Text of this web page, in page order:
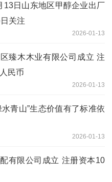
13日山东地区甲醇企业出厂
关注
2026-01-13
臻木木业有限公司成立 注
民币
2026-01-13
水青山”生态价值有了标准依
2026-01-13
有限公司成立 注册资本10